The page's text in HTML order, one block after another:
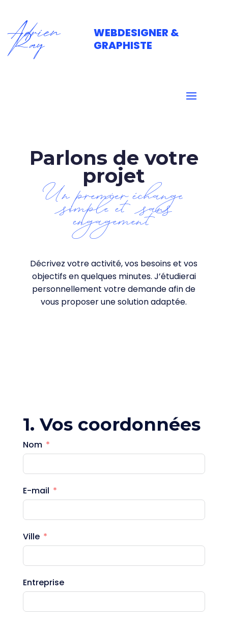
Adrien
Ray
WEBDESIGNER &
GRAPHISTE
Parlons de votre
projet
Un premier échange
simple et sans
engagement
Décrivez votre activité, vos besoins et vos
objectifs en quelques minutes. J’étudierai
personnellement votre demande afin de
vous proposer une solution adaptée.
1. Vos coordonnées
Nom
E-mail
Ville
Entreprise